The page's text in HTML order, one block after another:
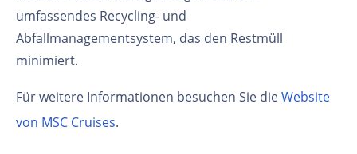
umfassendes Recycling- und
Abfallmanagementsystem, das den Restmüll
minimiert.
Für weitere Informationen besuchen Sie dieWebsite
von MSC Cruises.